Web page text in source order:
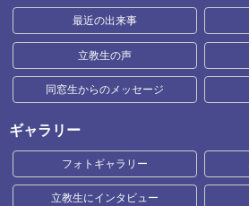
最近の出来事
立教生の声
同窓生からのメッセージ
ギャラリー
フォトギャラリー
立教生にインタビュー